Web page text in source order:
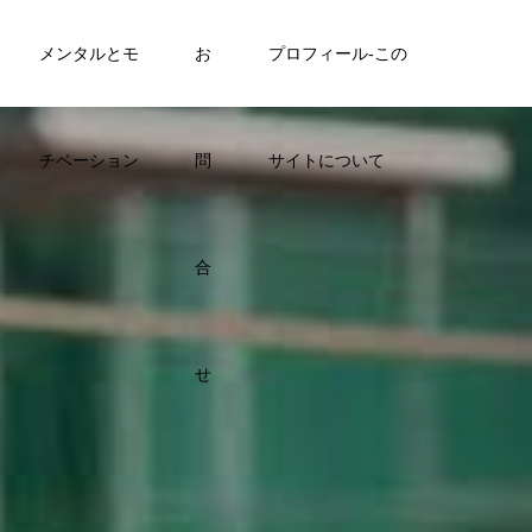
メンタルとモ
チベーション
お
問
合
せ
プロフィール-この
サイトについて